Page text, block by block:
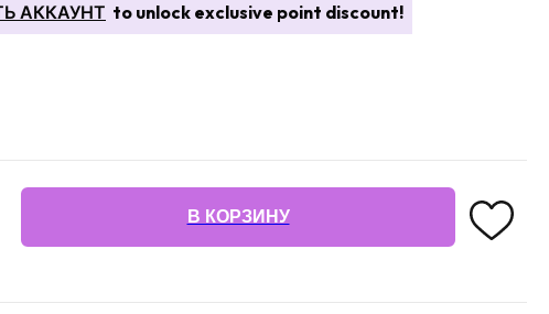
АККАУНТ to unlock exclusive point discount!
В КОРЗИНУ